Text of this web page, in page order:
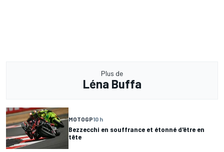
Plus de
Léna Buffa
MOTOGP10 h
Bezzecchi en souffrance et étonné d'être en
tête